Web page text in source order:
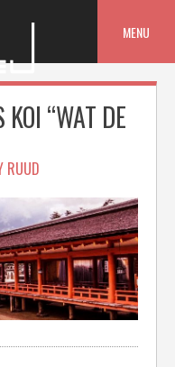
MENU
“WAT DE
RUUD